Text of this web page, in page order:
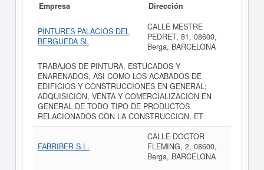
Empresa Dirección
PINTURES PALACIOS DEL
BERGUEDA SL
CALLE MESTRE
PEDRET, 81, 08600,
Berga, BARCELONA
TRABAJOS DE PINTURA, ESTUCADOS Y
ENARENADOS, ASI COMO LOS ACABADOS DE
EDIFICIOS Y CONSTRUCCIONES EN GENERAL;
ADQUISICION, VENTA Y COMERCIALIZACION EN
GENERAL DE TODO TIPO DE PRODUCTOS
RELACIONADOS CON LA CONSTRUCCION, ET
FABRIBER S.L.
CALLE DOCTOR
FLEMING, 2, 08600,
Berga, BARCELONA